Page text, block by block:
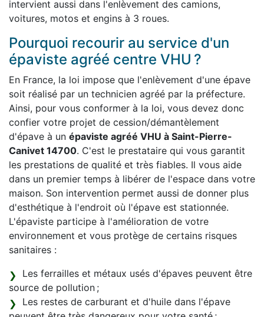
intervient aussi dans l'enlèvement des camions,
voitures, motos et engins à 3 roues.
Pourquoi recourir au service d'un
épaviste agréé centre VHU ?
En France, la loi impose que l'enlèvement d'une épave
soit réalisé par un technicien agréé par la préfecture.
Ainsi, pour vous conformer à la loi, vous devez donc
confier votre projet de cession/démantèlement
d'épave à un épaviste agréé VHU à Saint-Pierre-
Canivet 14700. C'est le prestataire qui vous garantit
les prestations de qualité et très fiables. Il vous aide
dans un premier temps à libérer de l'espace dans votre
maison. Son intervention permet aussi de donner plus
d'esthétique à l'endroit où l'épave est stationnée.
L'épaviste participe à l'amélioration de votre
environnement et vous protège de certains risques
sanitaires :
Les ferrailles et métaux usés d'épaves peuvent être
source de pollution ;
Les restes de carburant et d'huile dans l'épave